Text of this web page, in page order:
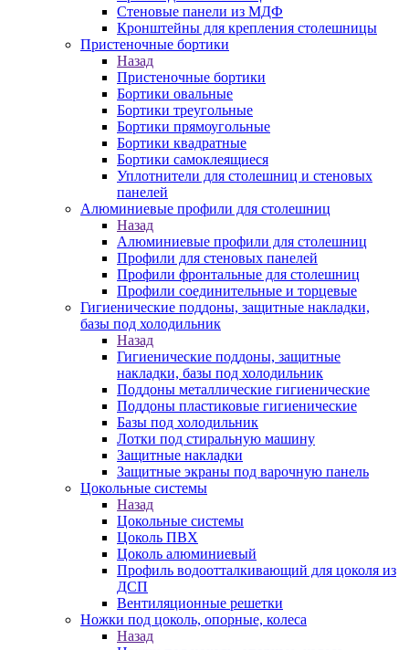
Стеновые панели из МДФ
Кронштейны для крепления столешницы
Пристеночные бортики
Назад
Пристеночные бортики
Бортики овальные
Бортики треугольные
Бортики прямоугольные
Бортики квадратные
Бортики самоклеящиеся
Уплотнители для столешниц и стеновых
панелей
Алюминиевые профили для столешниц
Назад
Алюминиевые профили для столешниц
Профили для стеновых панелей
Профили фронтальные для столешниц
Профили соединительные и торцевые
Гигиенические поддоны, защитные накладки,
базы под холодильник
Назад
Гигиенические поддоны, защитные
накладки, базы под холодильник
Поддоны металлические гигиенические
Поддоны пластиковые гигиенические
Базы под холодильник
Лотки под стиральную машину
Защитные накладки
Защитные экраны под варочную панель
Цокольные системы
Назад
Цокольные системы
Цоколь ПВХ
Цоколь алюминиевый
Профиль водоотталкивающий для цоколя из
ДСП
Вентиляционные решетки
Ножки под цоколь, опорные, колеса
Назад